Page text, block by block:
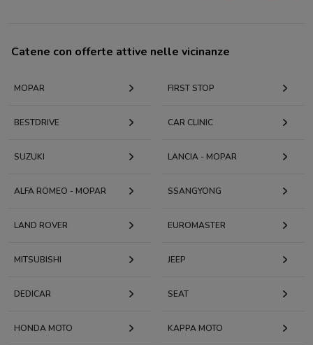
Catene con offerte attive nelle vicinanze
MOPAR FIRST STOP
BESTDRIVE CAR CLINIC
SUZUKI LANCIA - MOPAR
ALFA ROMEO - MOPAR SSANGYONG
LAND ROVER EUROMASTER
MITSUBISHI JEEP
DEDICAR SEAT
HONDA MOTO KAPPA MOTO